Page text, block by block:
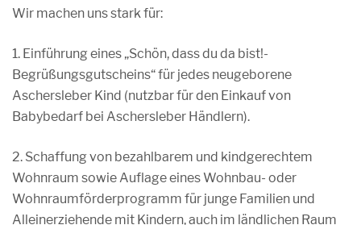
Wir machen uns stark für:
1. Einführung eines „Schön, dass du da bist!-
Begrüßungsgutscheins“ für jedes neugeborene
Aschersleber Kind (nutzbar für den Einkauf von
Babybedarf bei Aschersleber Händlern).
2. Schaffung von bezahlbarem und kindgerechtem
Wohnraum sowie Auflage eines Wohnbau- oder
Wohnraumförderprogramm für junge Familien und
Alleinerziehende mit Kindern, auch im ländlichen Raum